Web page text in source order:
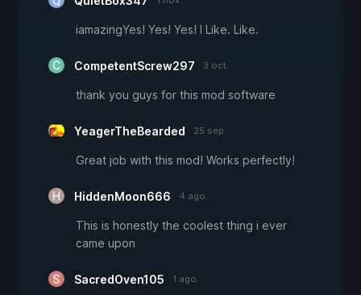
iamazingYes! Yes! Yes! I Like. Like.
CompetentScrew297 3 oct.
thank you guys for this mod software
YeagerTheBearded 25 sep.
Great job with this mod! Works perfectly!
HiddenMoon666 4 ago.
This is honestly the coolest thing i ever
came upon
SacredOven105 1 ago.